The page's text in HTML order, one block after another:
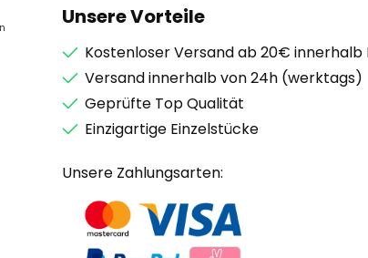
Unsere Vorteile
Kostenloser Versand ab 20€ innerhalb
Versand innerhalb von 24h (werktags)
Geprüfte Top Qualität
Einzigartige Einzelstücke
Unsere Zahlungsarten: